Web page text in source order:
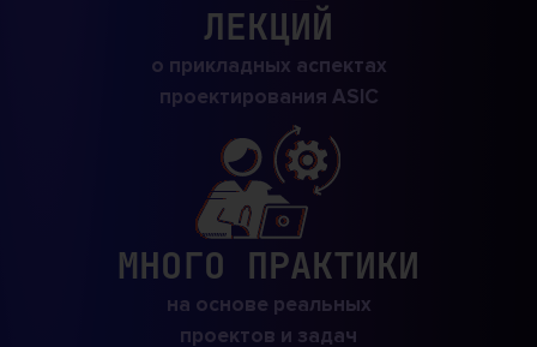
ЛЕКЦИЙ
о прикладных аспектах
проектирования ASIC
МНОГО ПРАКТИКИ
на основе реальных
проектов и задач